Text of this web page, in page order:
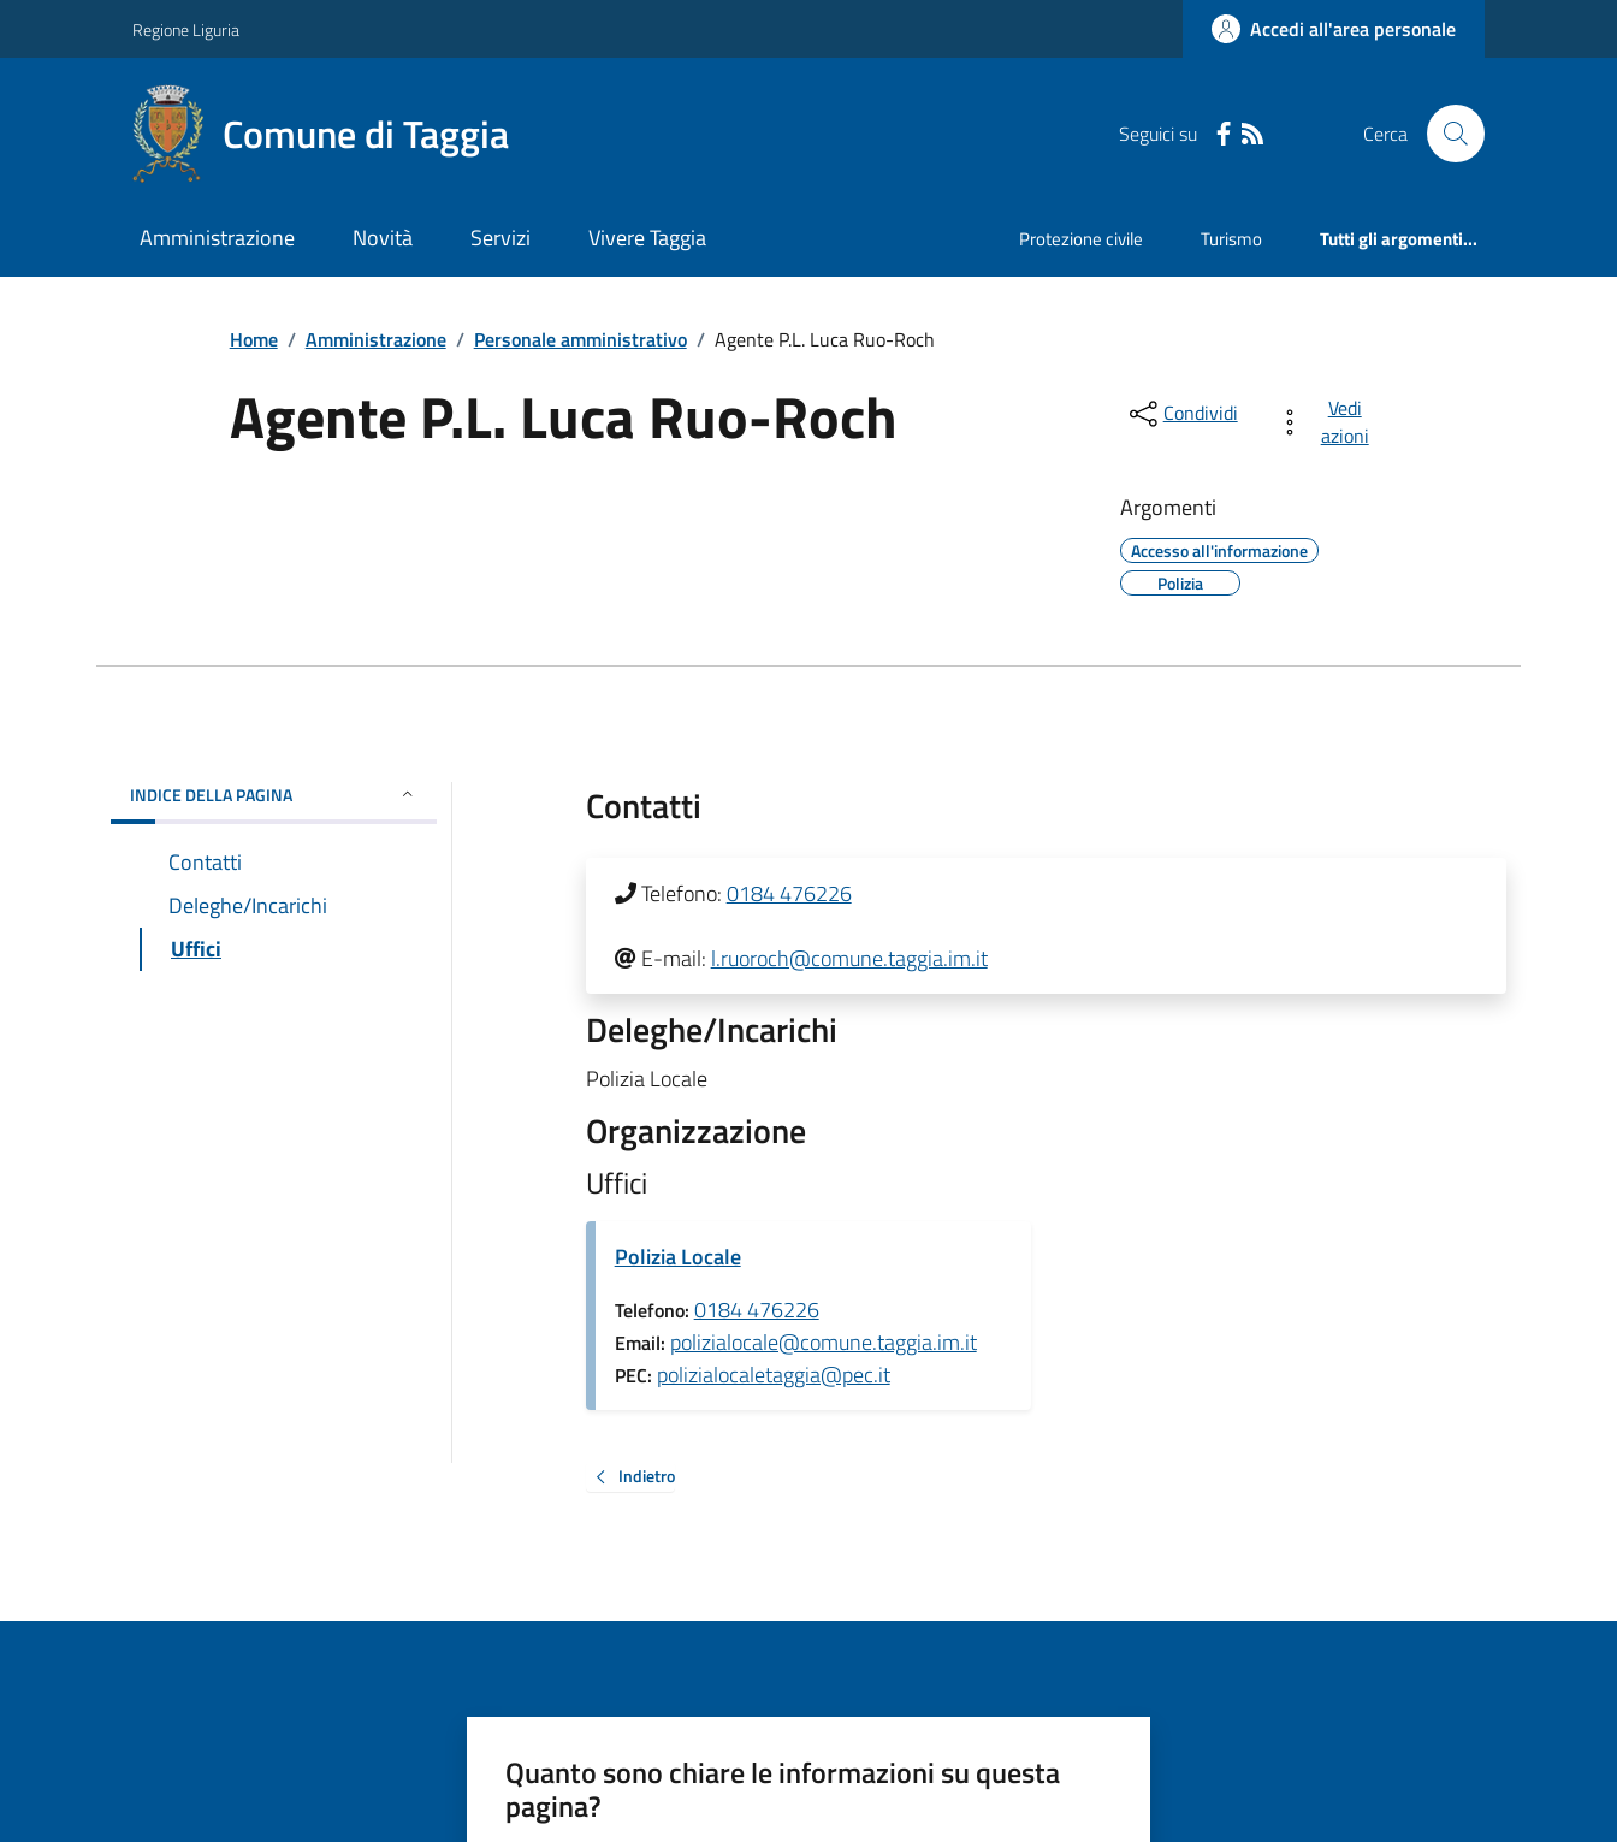
Regione Liguria Accedi all'area personale
Comune di Taggia Seguici su Cerca
Amministrazione Novità Servizi Vivere Taggia Protezione civile Turismo Tutti gli argomenti...
Home / Amministrazione / Personale amministrativo / Agente P.L. Luca Ruo-Roch
Agente P.L. Luca Ruo-Roch Condividi
Vedi
azioni
Argomenti
Accesso all'informazione
Polizia
INDICE DELLA PAGINA
Contatti
Deleghe/Incarichi
Uffici
Contatti
Telefono:0184 476226
E-mail: l.ruoroch@comune.taggia.im.it
Deleghe/Incarichi
Polizia Locale
Organizzazione
Uffici
Polizia Locale
Telefono: 0184 476226
Email: polizialocale@comune.taggia.im.it
PEC: polizialocaletaggia@pec.it
Indietro
Quanto sono chiare le informazioni su questa
pagina?